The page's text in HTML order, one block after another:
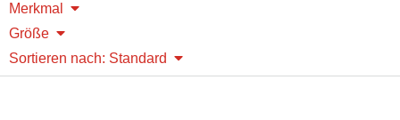
Merkmal
Größe
Sortieren nach: Standard